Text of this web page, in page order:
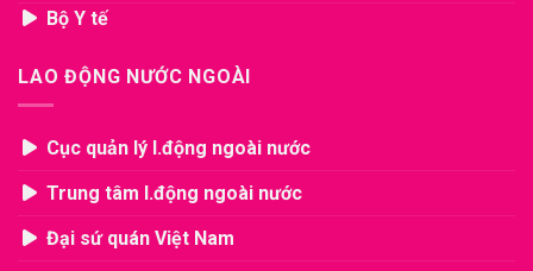
Bộ Y tế
LAO ĐỘNG NƯỚC NGOÀI
Cục quản lý l.động ngoài nước
Trung tâm l.động ngoài nước
Đại sứ quán Việt Nam